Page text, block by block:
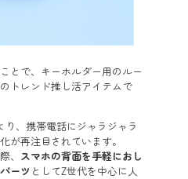
とで、キーホルダー用のルー
トレンド推し活アイテムで
り、携帯電話にジャラジャラ
が再注目されています。
、 スマホの背面を手軽におし
ーツ としてZ世代を中心に人